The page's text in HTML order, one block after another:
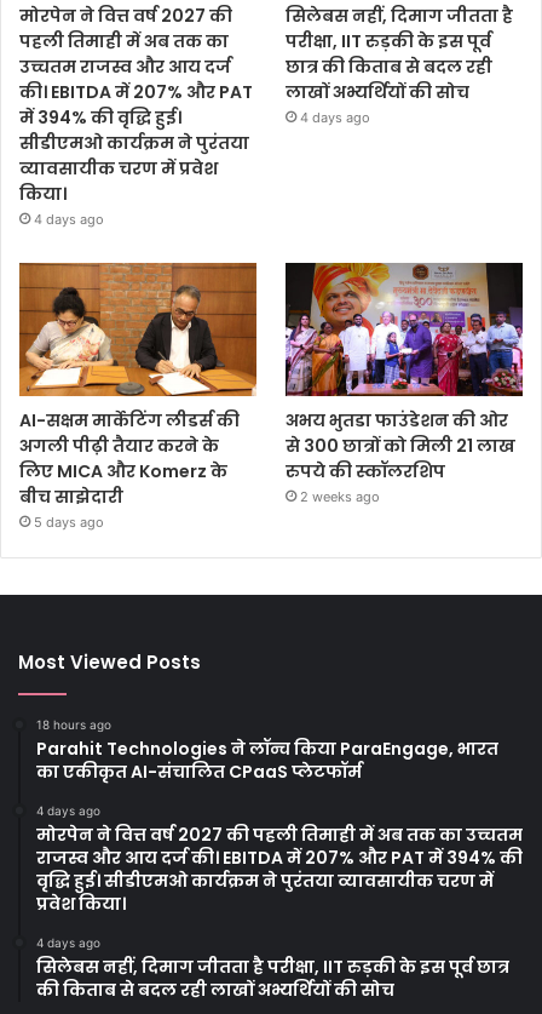
मोरपेन ने वित्त वर्ष 2027 की
पहली तिमाही में अब तक का
उच्चतम राजस्व और आय दर्ज
की। EBITDA में 207% और PAT
में 394% की वृद्धि हुई।
सीडीएमओ कार्यक्रम ने पुरंतया
व्यावसायीक चरण में प्रवेश
किया।
4 days ago
सिलेबस नहीं, दिमाग जीतता है
परीक्षा, IIT रुड़की के इस पूर्व
छात्र की किताब से बदल रही
लाखों अभ्यर्थियों की सोच
4 days ago
AI-सक्षम मार्केटिंग लीडर्स की
अगली पीढ़ी तैयार करने के
लिए MICA और Komerz के
बीच साझेदारी
5 days ago
अभय भुतडा फाउंडेशन की ओर
से 300 छात्रों को मिली 21 लाख
रुपये की स्कॉलरशिप
2 weeks ago
Most Viewed Posts
18 hours ago
Parahit Technologies ने लॉन्च किया ParaEngage, भारत
का एकीकृत AI-संचालित CPaaS प्लेटफॉर्म
4 days ago
मोरपेन ने वित्त वर्ष 2027 की पहली तिमाही में अब तक का उच्चतम
राजस्व और आय दर्ज की। EBITDA में 207% और PAT में 394% की
वृद्धि हुई। सीडीएमओ कार्यक्रम ने पुरंतया व्यावसायीक चरण में
प्रवेश किया।
4 days ago
सिलेबस नहीं, दिमाग जीतता है परीक्षा, IIT रुड़की के इस पूर्व छात्र
की किताब से बदल रही लाखों अभ्यर्थियों की सोच